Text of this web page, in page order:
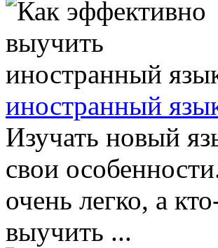
иностранный
Изучать новый
свои
очень легко, а
выучить ...